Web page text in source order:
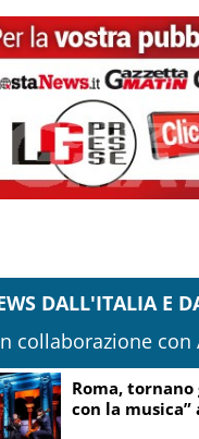
DALL'ITALIA E
collaborazione con
Adyen e
anni di